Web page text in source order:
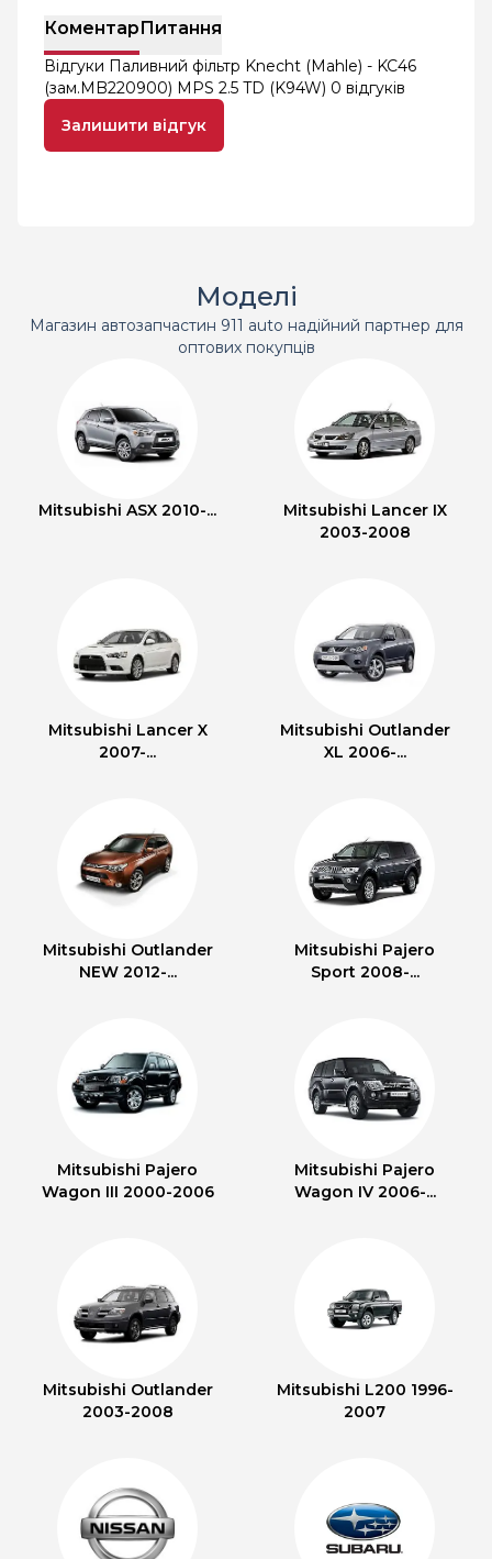
КоментарПитання
Відгуки Паливний фільтр Knecht (Mahle) - KC46
(зам.MB220900) MPS 2.5 TD (K94W) 0 відгуків
Залишити відгук
Моделі
Магазин автозапчастин 911 auto надійний партнер для
оптових покупців
Mitsubishi ASX 2010-...
Mitsubishi Lancer IX
2003-2008
Mitsubishi Lancer X
2007-...
Mitsubishi Outlander
XL 2006-...
Mitsubishi Outlander
NEW 2012-...
Mitsubishi Pajero
Sport 2008-...
Mitsubishi Pajero
Wagon III 2000-2006
Mitsubishi Pajero
Wagon IV 2006-...
Mitsubishi Outlander
2003-2008
Mitsubishi L200 1996-
2007